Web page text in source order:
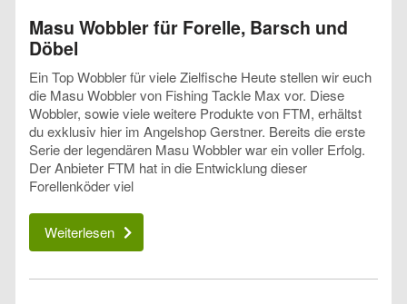
Masu Wobbler für Forelle, Barsch und
Döbel
Ein Top Wobbler für viele Zielfische Heute stellen wir euch
die Masu Wobbler von Fishing Tackle Max vor. Diese
Wobbler, sowie viele weitere Produkte von FTM, erhältst
du exklusiv hier im Angelshop Gerstner. Bereits die erste
Serie der legendären Masu Wobbler war ein voller Erfolg.
Der Anbieter FTM hat in die Entwicklung dieser
Forellenköder viel
Weiterlesen